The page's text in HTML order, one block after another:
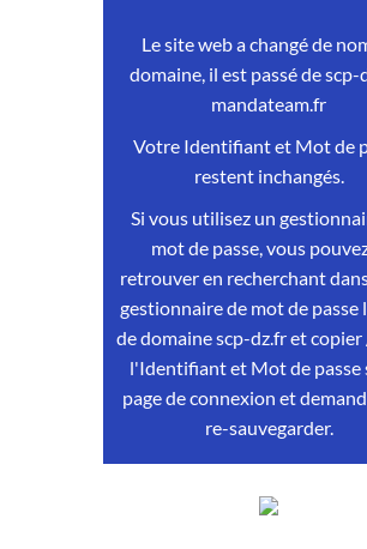
Le site web a changé de
domaine, il est passé de scp-
mandateam.fr
Votre Identifiant et Mot de
restent inchangés.
Si vous utilisez un
mot de passe, vous
retrouver en recherchant
gestionnaire de mot de passe
de domaine scp-dz.fr et
l'Identifiant et Mot de passe
page de connexion et
re-sauvegarder.